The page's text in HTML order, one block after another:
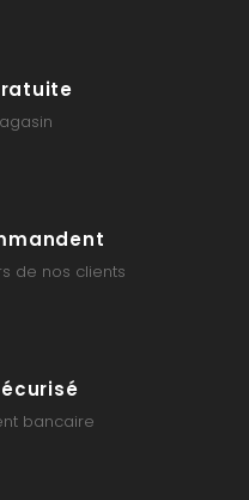
de nos clients
bancaire